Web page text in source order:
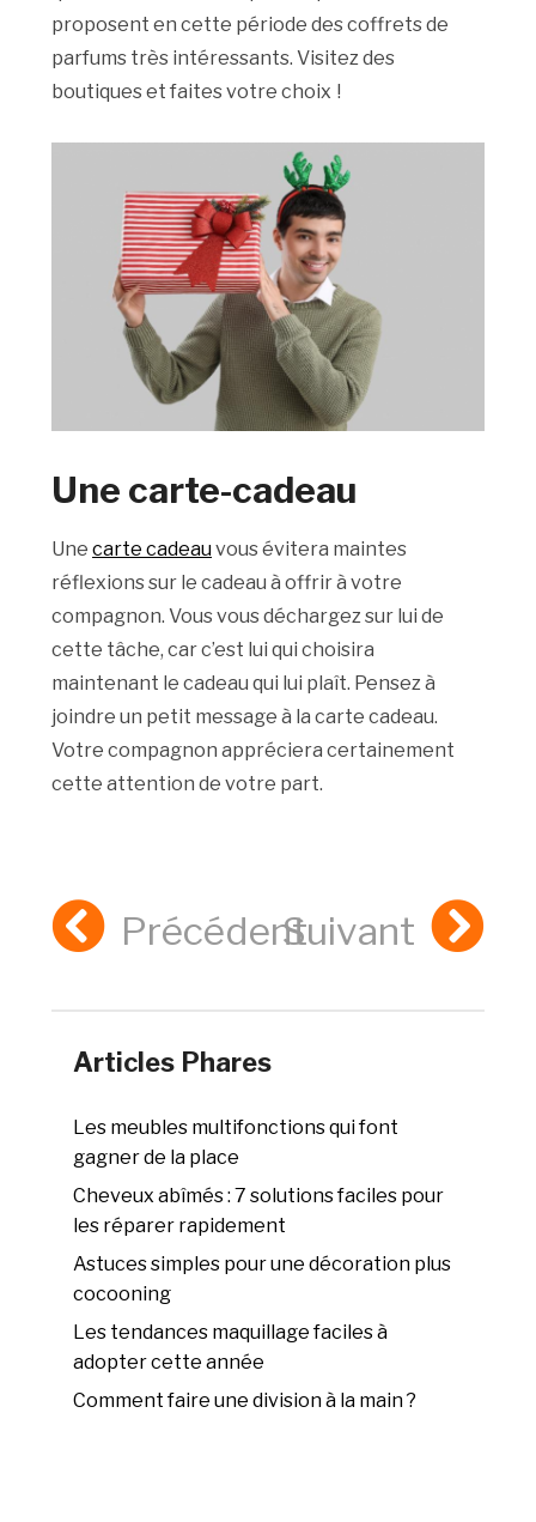
proposent en cette période des coffrets de
parfums très intéressants. Visitez des
boutiques et faites votre choix !
Une carte-cadeau
Unecarte cadeauvous évitera maintes
réflexions sur le cadeau à offrir à votre
compagnon. Vous vous déchargez sur lui de
cette tâche, car c’est lui qui choisira
maintenant le cadeau qui lui plaît. Pensez à
joindre un petit message à la carte cadeau.
Votre compagnon appréciera certainement
cette attention de votre part.
PrécédentSuivant
Articles Phares
Les meubles multifonctions qui font
gagner de la place
Cheveux abîmés : 7 solutions faciles pour
les réparer rapidement
Astuces simples pour une décoration plus
cocooning
Les tendances maquillage faciles à
adopter cette année
Comment faire une division à la main ?